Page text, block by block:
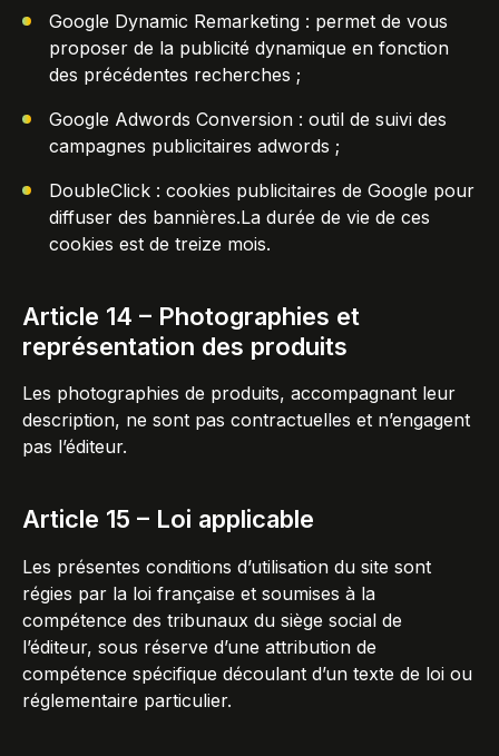
Google Dynamic Remarketing : permet de vous
proposer de la publicité dynamique en fonction
des précédentes recherches ;
Google Adwords Conversion : outil de suivi des
campagnes publicitaires adwords ;
DoubleClick : cookies publicitaires de Google pour
diffuser des bannières.La durée de vie de ces
cookies est de treize mois.
Article 14 – Photographies et
représentation des produits
Les photographies de produits, accompagnant leur
description, ne sont pas contractuelles et n’engagent
pas l’éditeur.
Article 15 – Loi applicable
Les présentes conditions d’utilisation du site sont
régies par la loi française et soumises à la
compétence des tribunaux du siège social de
l’éditeur, sous réserve d’une attribution de
compétence spécifique découlant d’un texte de loi ou
réglementaire particulier.